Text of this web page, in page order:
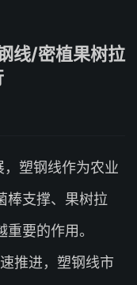
线/密植果树拉
塑钢线作为农业
棒支撑、果树拉
要的作用。
推进，塑钢线市